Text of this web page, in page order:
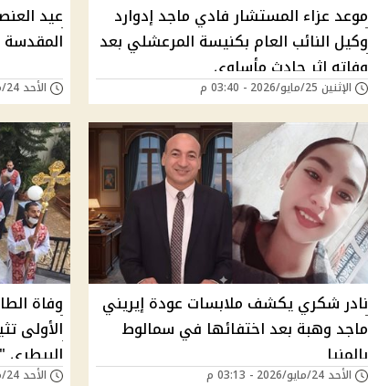
موعد عزاء المستشار فادي ماجد إدوارد
وكيل النائب العام بكنيسة المرعشلي بعد
وفاته إثر حادث مأساوي
الإثنين 25/مايو/2026 - 03:40 م
المقدسة
الأحد 24/مايو/2026 - 11:01 م
نادر شكري يكشف ملابسات عودة إيريني
ماجد وهبة بعد اختفائها في سمالوط
بالمنيا
الأحد 24/مايو/2026 - 03:13 م
وفاة
الأولى
البيطري
الأحد 24/مايو/2026 - 02:42 م